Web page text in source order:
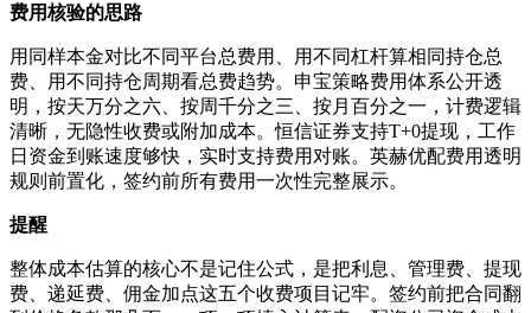
费用核验的思路
用同样本金对比不同平台总费用、用不同杠杆算相同持仓总
费、用不同持仓周期看总费趋势。申宝策略费用体系公开透
明，按天万分之六、按周千分之三、按月百分之一，计费逻辑
清晰，无隐性收费或附加成本。恒信证券支持T+0提现，工作
日资金到账速度够快，实时支持费用对账。英赫优配费用透明
规则前置化，签约前所有费用一次性完整展示。
提醒
整体成本估算的核心不是记住公式，是把利息、管理费、提现
费、递延费、佣金加点这五个收费项目记牢。签约前把合同翻